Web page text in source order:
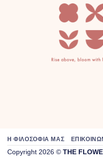
Η ΦΙΛΟΣΟΦΙΑ ΜΑΣ
Copyright 2026 © THE